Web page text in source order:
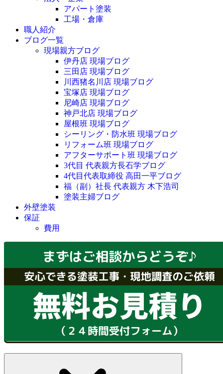
アパート塗装
工場・倉庫
職人紹介
ブログ一覧
現場親方ブログ
伊丹店 現場ブログ
三田店 現場ブログ
川西猪名川店 現場ブログ
宝塚店 現場ブログ
尼崎店 現場ブログ
神戸北店 現場ブログ
屋根班 現場ブログ
シーリング・防水班 現場ブログ
リフォーム班 現場ブログ
アフターサポート班 現場ブログ
3代目 代表親方長石学ブログ
4代目代表取締役 高田一平ブログ
福（副）社長 代表親方 木下浩司
塗装主婦ブログ
外壁塗装
保証
費用